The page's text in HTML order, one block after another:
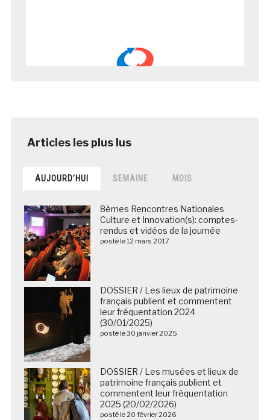
AUJOURD’HUI SEMAINE MOIS
8èmes Rencontres Nationales
Culture et Innovation(s): comptes-
rendus et vidéos de la journée
posté le 12 mars 2017
DOSSIER / Les lieux de patrimoine
français publient et commentent
leur fréquentation 2024
(30/01/2025)
posté le 30 janvier 2025
DOSSIER / Les musées et lieux de
patrimoine français publient et
commentent leur fréquentation
2025 (20/02/2026)
posté le 20 février 2026